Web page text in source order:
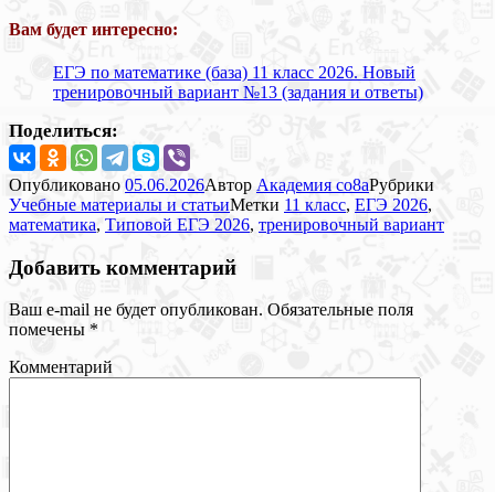
Вам будет интересно:
ЕГЭ по математике (база) 11 класс 2026. Новый
тренировочный вариант №13 (задания и ответы)
Поделиться:
Опубликовано 05.06.2026Автор Академия co8aРубрики
Учебные материалы и статьиМетки 11 класс, ЕГЭ 2026,
математика, Типовой ЕГЭ 2026, тренировочный вариант
Добавить комментарий
Ваш e-mail не будет опубликован. Обязательные поля
помечены *
Комментарий